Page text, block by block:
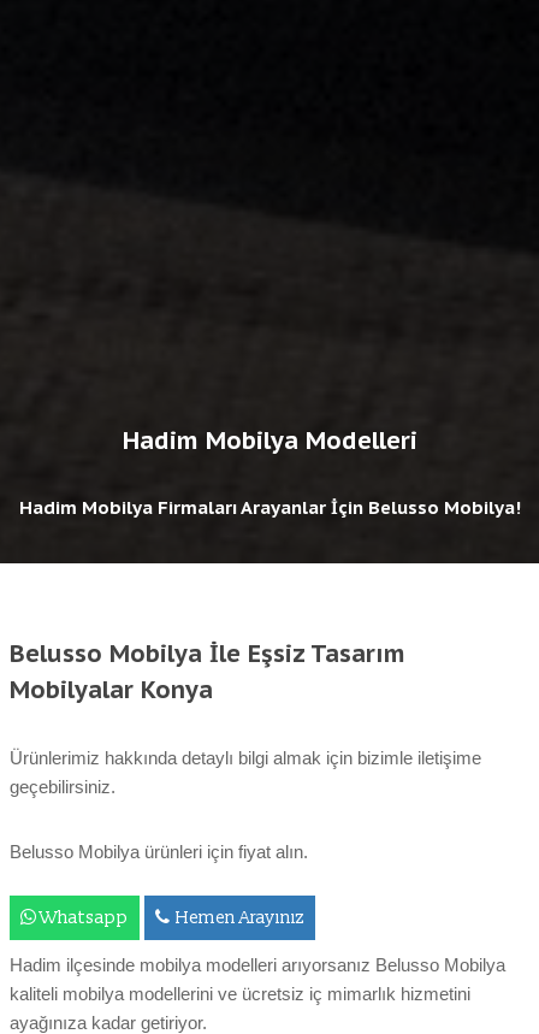
Hadim Mobilya Modelleri
Hadim Mobilya Firmaları Arayanlar İçin Belusso Mobilya!
Belusso Mobilya İle Eşsiz Tasarım
Mobilyalar Konya
Ürünlerimiz hakkında detaylı bilgi almak için bizimle iletişime
geçebilirsiniz.
Belusso Mobilya ürünleri için fiyat alın.
Whatsapp Hemen Arayınız
Hadim ilçesinde mobilya modelleri arıyorsanız Belusso Mobilya
kaliteli mobilya modellerini ve ücretsiz iç mimarlık hizmetini
ayağınıza kadar getiriyor.